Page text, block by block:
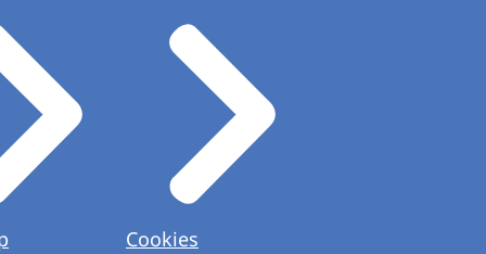
Cookies